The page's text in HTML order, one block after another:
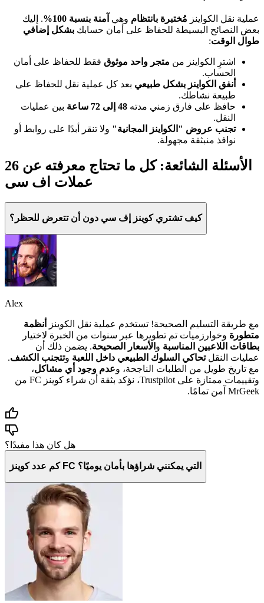
عملية نقل الكواينز مُختبرة بانتظام وهي آمنة بنسبة 100%
. إليك
بعض النصائح البسيطة للحفاظ على أمان حسابك بشكل إضافي
طوال الوقت:
اشترِ الكواينز من متجر واحد موثوق فقط للحفاظ على أمان
الحساب.
أنفق الكواينز بشكل طبيعي بعد كل عملية نقل للحفاظ على
طبيعة نشاطك.
حافظ على فارق زمني مدته 48 إلى 72 ساعة
بين عمليات
النقل.
تجنب عروض "الكواينز المجانية" ولا تنقر أبدًا على روابط أو
نوافذ منبثقة مجهولة.
26 الأسئلة الشائعة: كل ما تحتاج معرفته عن
عملات اف سی
كيف تشتري كوينز إف سي دون أن تتعرض للحظر؟
Alex
مع طريقة التسليم الصحيحة! تستخدم عملية نقل الكوينز
أنظمة
متطورة وخوارزميات تم تطويرها عبر سنوات من الخبرة لاختيار
بطاقات اللاعبين المناسبة و الأسعار الصحيحة. يضمن ذلك أن
عمليات النقلتحاكي السلوك الطبيعي داخل اللعبة وتتجنب الكشف.
مع تاريخ طويل من الطلبات الناجحة، وعدم وجود أي مشاكل،
وتقييمات ممتازة على Trustpilot، نؤكد بثقة أن شراء كوينز FC من
MrGeek آمن تمامًا.
هل كان هذا مفيدًا؟
كم عدد كوينز FC التي يمكنني شراؤها بأمان يوميًا؟